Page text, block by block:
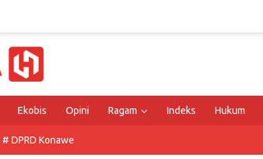
Ekobis Opini Ragam Indeks Hukum
# DPRD Konawe